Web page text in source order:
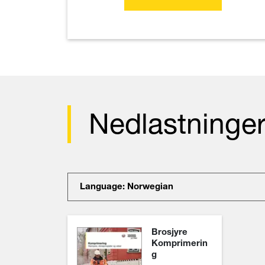
Language: Norwegian
Brosjyre
Komprimerin
g